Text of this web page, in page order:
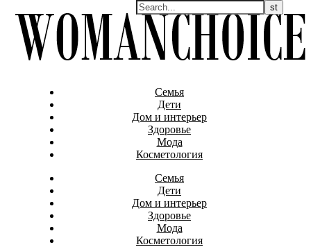
Семья
Дети
Дом и интерьер
Здоровье
Мода
Косметология
Семья
Дети
Дом и интерьер
Здоровье
Мода
Косметология